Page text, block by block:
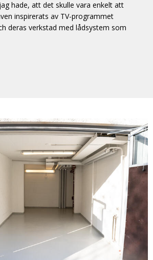
hade, att det skulle vara enkelt att
inspirerats av TV-programmet
deras verkstad med lådsystem som